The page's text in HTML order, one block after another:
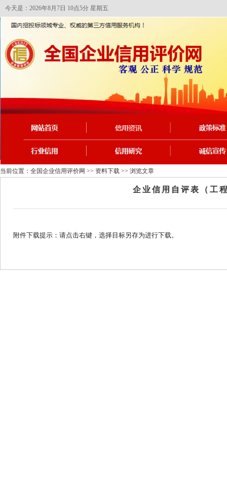
今天是：2026年8月7日 10点5分 星期五
当前位置： 全国企业信用评价网 >> 资料下载 >> 浏览文章
企业信用自评表（工
附件下载提示：请点击右键，选择目标另存为进行下载。